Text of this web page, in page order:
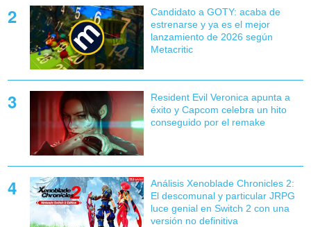
Candidato a GOTY: acaba de
estrenarse y ya es el mejor
lanzamiento de 2026 según
Metacritic
Resident Evil Veronica apunta a
éxito y Capcom celebra un hito
conseguido por el remake
Análisis Xenoblade Chronicles 2:
El descomunal y particular JRPG
luce genial en Switch 2 con una
versión no definitiva